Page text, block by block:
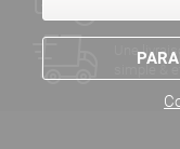
Une
simple &